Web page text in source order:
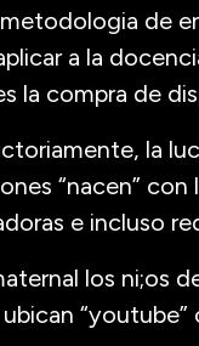
de
a la
la compra de
la
“nacen”
e incluso
los ni;os